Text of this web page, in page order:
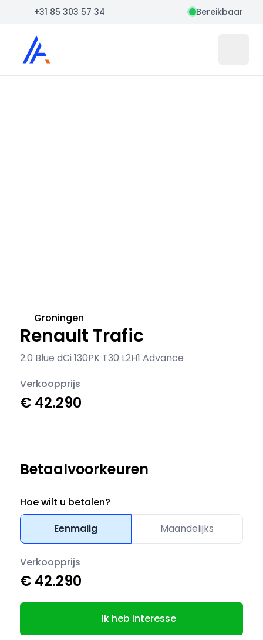
+31 85 303 57 34 Bereikbaar
Auto Atlas
Renault Trafic
2.0 Blue dCi 130PK T30 L2H1 Advance
Groningen
Verkoopprijs
€ 42.290
Betaalvoorkeuren
Hoe wilt u betalen?
Eenmalig
Maandelijks
Verkoopprijs
€ 42.290
Ik heb interesse